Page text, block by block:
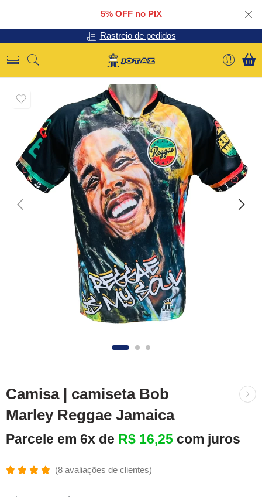
5% OFF no PIX
Rastreio de pedidos
Camisa | camiseta Bob
Marley Reggae Jamaica
Parcele em 6x de R$ 16,25 com juros
(8avaliações de clientes)